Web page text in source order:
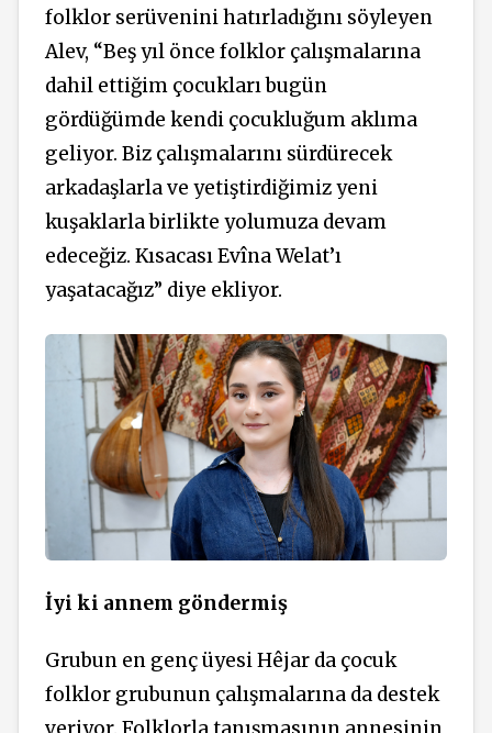
folklor serüvenini hatırladığını söyleyen
Alev, “Beş yıl önce folklor çalışmalarına
dahil ettiğim çocukları bugün
gördüğümde kendi çocukluğum aklıma
geliyor. Biz çalışmalarını sürdürecek
arkadaşlarla ve yetiştirdiğimiz yeni
kuşaklarla birlikte yolumuza devam
edeceğiz. Kısacası Evîna Welat’ı
yaşatacağız” diye ekliyor.
İyi ki annem göndermiş
Grubun en genç üyesi Hêjar da çocuk
folklor grubunun çalışmalarına da destek